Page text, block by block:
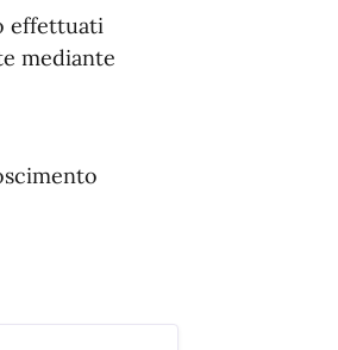
effettuati
mediante